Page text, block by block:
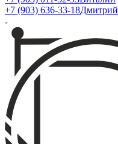
+7 (903) 636-33-18Дмитрий